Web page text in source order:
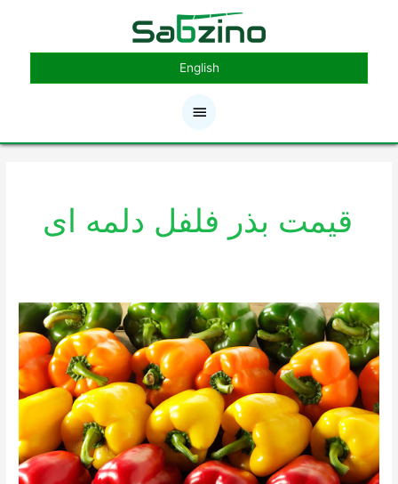
فهرست
اصلی
English
قیمت بذر فلفل دلمه ای
قیمت
فلفل
دلمه
ای
رنگی
ایرانی
برای
صادرات